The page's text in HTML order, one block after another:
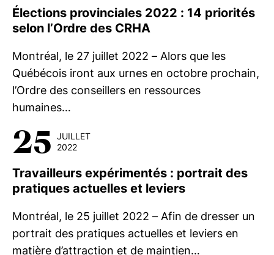
Élections provinciales 2022 : 14 priorités
selon l’Ordre des CRHA
Montréal, le 27 juillet 2022 – Alors que les
Québécois iront aux urnes en octobre prochain,
l’Ordre des conseillers en ressources
humaines…
25 JUILLET
2022
Travailleurs expérimentés : portrait des
pratiques actuelles et leviers
Montréal, le 25 juillet 2022 – Afin de dresser un
portrait des pratiques actuelles et leviers en
matière d’attraction et de maintien…